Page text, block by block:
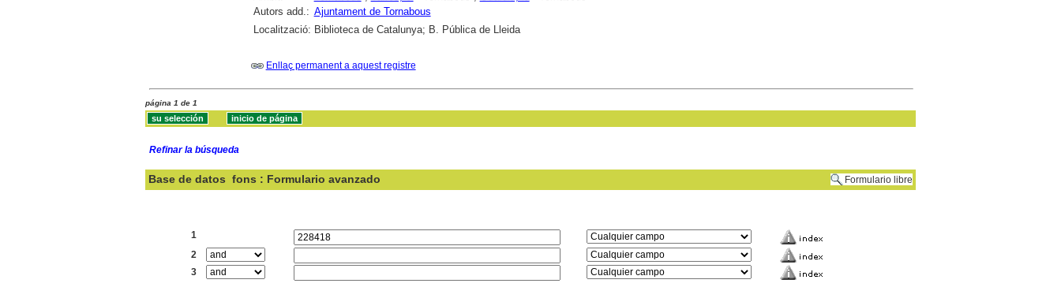
Autors add.: Ajuntament de Tornabous
Localització: Biblioteca de Catalunya; B. Pública de Lleida
Enllaç permanent a aquest registre
página 1 de 1
Refinar la búsqueda
Base de datos fons : Formulario avanzado Formulario libre
1
2
3